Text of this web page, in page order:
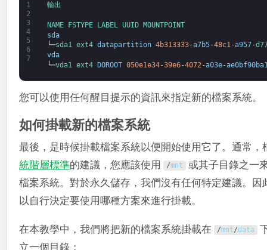
1
2
3
4
5
6
7
輸出
NAME FSTYPE LABEL UUID MOUNTPOINT
sda
└─sda1 ext4 datapartition 4b313333-a7b5-48c1-a957-
vda
└─vda1 ext4 DOROOT 050e1e34-39e6-4072-a03e-
您可以使用任何醒目提示的資訊來指定新的檔案系統。
如何掛載新的檔案系統
最後，是時候掛載檔案系統以便開始使用它了。通常，
統階層標準的建議，您應該使用 /mnt 或其子目錄之一
檔案系統。對於永久儲存，我們沒有任何特定建議。因
以自行決定要使用哪種方案來進行掛載。
在本教學中，我們將把新的檔案系統掛載在 /mnt/data
立一個目錄：